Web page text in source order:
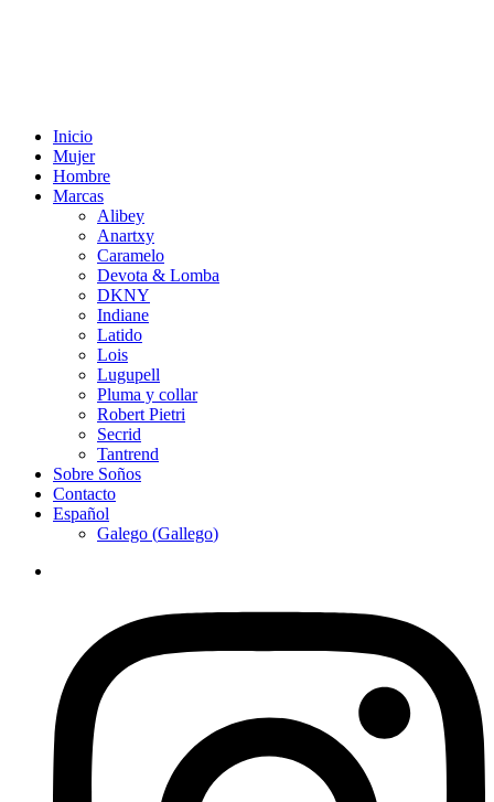
Inicio
Mujer
Hombre
Marcas
Alibey
Anartxy
Caramelo
Devota & Lomba
DKNY
Indiane
Latido
Lois
Lugupell
Pluma y collar
Robert Pietri
Secrid
Tantrend
Sobre Soños
Contacto
Español
Galego (Gallego)